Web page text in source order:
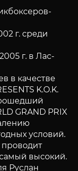
г. среди
г. в Лас-
в качестве
K.O.K.
GRAND PRIX
условий.
проводит
высокий.
Руслан